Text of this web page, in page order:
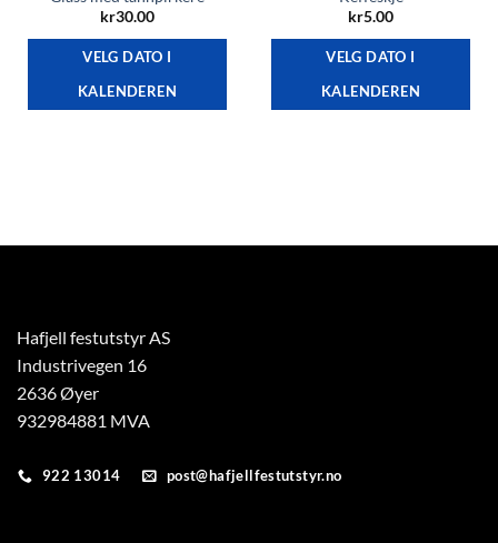
kr30.00
VELG DATO I
KALENDEREN
kr5.00
VELG DATO I
KALENDEREN
Hafjell festutstyr AS
Industrivegen 16
2636 Øyer
932984881 MVA
922 13014 post@hafjellfestutstyr.no